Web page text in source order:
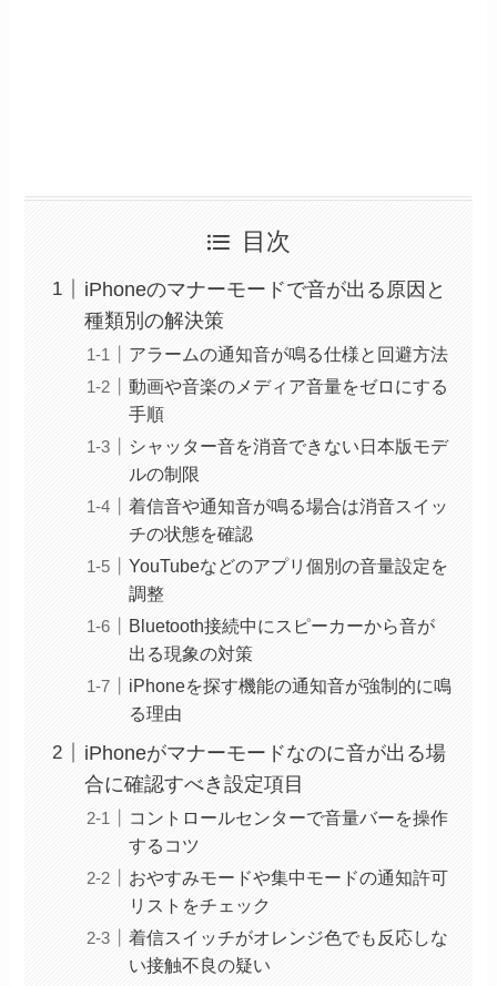
目次
iPhoneのマナーモードで音が出る原因と
種類別の解決策
アラームの通知音が鳴る仕様と回避方法
動画や音楽のメディア音量をゼロにする
手順
シャッター音を消音できない日本版モデ
ルの制限
着信音や通知音が鳴る場合は消音スイッ
チの状態を確認
YouTubeなどのアプリ個別の音量設定を
調整
Bluetooth接続中にスピーカーから音が
出る現象の対策
iPhoneを探す機能の通知音が強制的に鳴
る理由
iPhoneがマナーモードなのに音が出る場
合に確認すべき設定項目
コントロールセンターで音量バーを操作
するコツ
おやすみモードや集中モードの通知許可
リストをチェック
着信スイッチがオレンジ色でも反応しな
い接触不良の疑い